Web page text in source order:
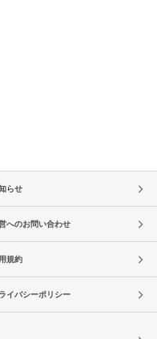
らせ
へのお問い合わせ
規約
イバシーポリシー